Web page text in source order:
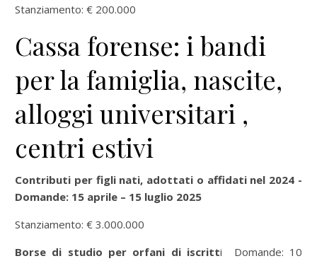
Stanziamento: € 200.000
Cassa forense: i bandi
per la famiglia, nascite,
alloggi universitari ,
centri estivi
Contributi per figli nati, adottati o affidati nel 2024 -
Domande: 15 aprile – 15 luglio 2025
Stanziamento: € 3.000.000
Borse di studio per orfani di iscritti Domande: 10